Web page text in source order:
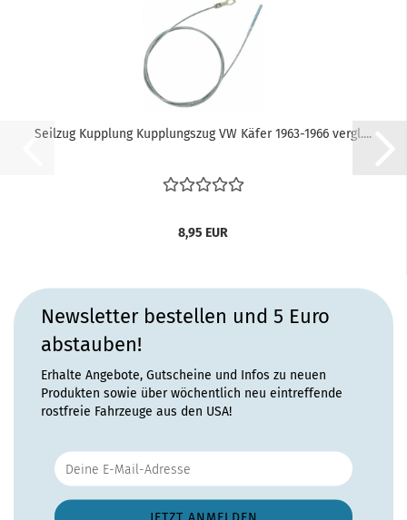
Seilzug Kupplung Kupplungszug VW Käfer 1963-1966 vergl....
8,95 EUR
Newsletter bestellen und 5 Euro
abstauben!
Erhalte Angebote, Gutscheine und Infos zu neuen
Produkten sowie über wöchentlich neu eintreffende
rostfreie Fahrzeuge aus den USA!